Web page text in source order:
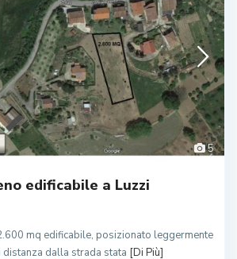
5
edificabile a Luzzi
mq edificabile, posizionato leggermente
dalla strada stata [Di Più]